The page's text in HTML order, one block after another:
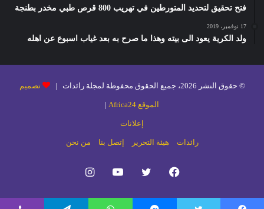
فتح تحقيق لتحديد المتورطين في تهريب 800 قرص طبي مخدر بطنجة
17 نوفمبر، 2019
ولد الكرية يعود الى بيته وهذا ما صرح به بعد غياب اسبوع عن اهله
© حقوق النشر 2026، جميع الحقوق محفوظة لمجلة رائدات | تصميم
الموقع Africa24 |
إعلانات
رائدات هيئة التحرير إتصل بنا من نحن
فيسبوك تويتر يوتيوبانستقرام